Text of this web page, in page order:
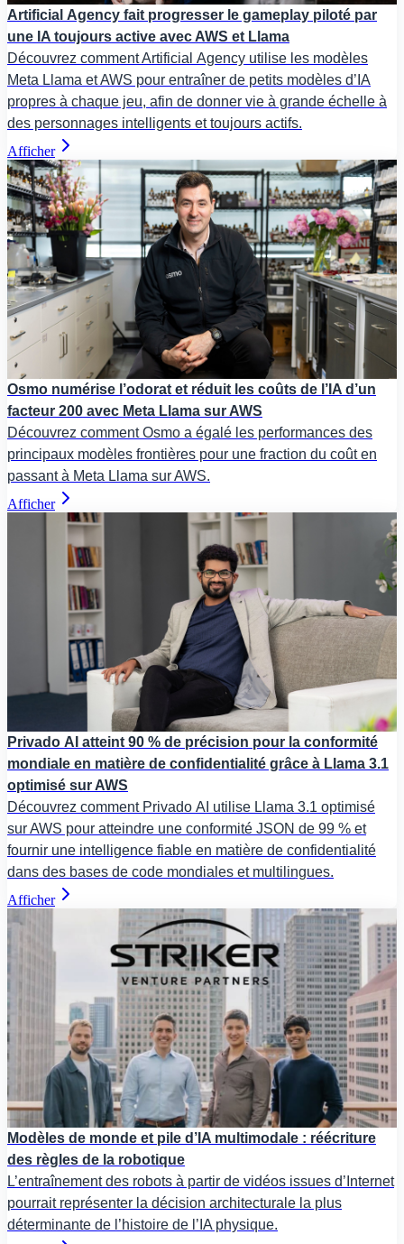
Artificial Agency fait progresser le gameplay piloté par
une IA toujours active avec AWS et Llama
Découvrez comment Artificial Agency utilise les modèles
Meta Llama et AWS pour entraîner de petits modèles d’IA
propres à chaque jeu, afin de donner vie à grande échelle à
des personnages intelligents et toujours actifs.
Afficher
Osmo numérise l’odorat et réduit les coûts de l’IA d’un
facteur 200 avec Meta Llama sur AWS
Découvrez comment Osmo a égalé les performances des
principaux modèles frontières pour une fraction du coût en
passant à Meta Llama sur AWS.
Afficher
Privado AI atteint 90 % de précision pour la conformité
mondiale en matière de confidentialité grâce à Llama 3.1
optimisé sur AWS
Découvrez comment Privado AI utilise Llama 3.1 optimisé
sur AWS pour atteindre une conformité JSON de 99 % et
fournir une intelligence fiable en matière de confidentialité
dans des bases de code mondiales et multilingues.
Afficher
Modèles de monde et pile d’IA multimodale : réécriture
des règles de la robotique
L’entraînement des robots à partir de vidéos issues d’Internet
pourrait représenter la décision architecturale la plus
déterminante de l’histoire de l’IA physique.